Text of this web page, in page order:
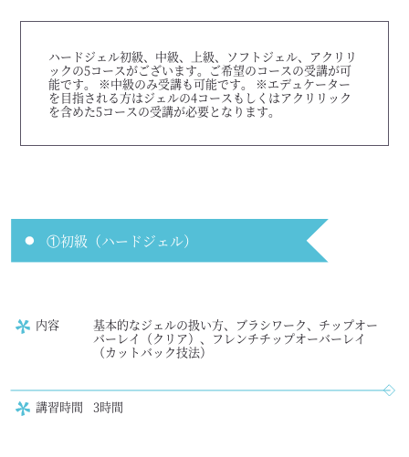
ハードジェル初級、中級、上級、ソフトジェル、アクリリ
ックの5コースがございます。ご希望のコースの受講が可
能です。 ※中級のみ受講も可能です。 ※エデュケーター
を目指される方はジェルの4コースもしくはアクリリック
を含めた5コースの受講が必要となります。
①初級（ハードジェル）
内容 基本的なジェルの扱い方、ブラシワーク、チップオー
バーレイ（クリア）、フレンチチップオーバーレイ
（カットバック技法）
講習時間 3時間